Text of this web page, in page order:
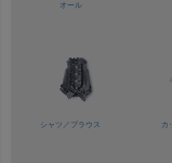
オール
シャツ／ ブラウス カ